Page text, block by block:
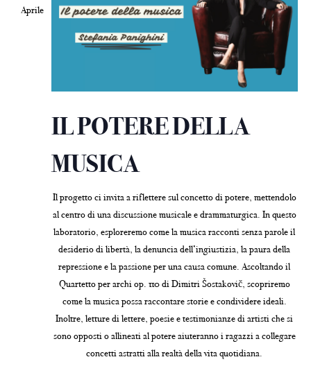
Aprile
IL POTERE DELLA
MUSICA
Il progetto ci invita a riflettere sul concetto di potere, mettendolo
al centro di una discussione musicale e drammaturgica. In questo
laboratorio, esploreremo come la musica racconti senza parole il
desiderio di libertà, la denuncia dell’ingiustizia, la paura della
repressione e la passione per una causa comune. Ascoltando il
Quartetto per archi op. 110 di Dimitri Šostakovič, scopriremo
come la musica possa raccontare storie e condividere ideali.
Inoltre, letture di lettere, poesie e testimonianze di artisti che si
sono opposti o allineati al potere aiuteranno i ragazzi a collegare
concetti astratti alla realtà della vita quotidiana.